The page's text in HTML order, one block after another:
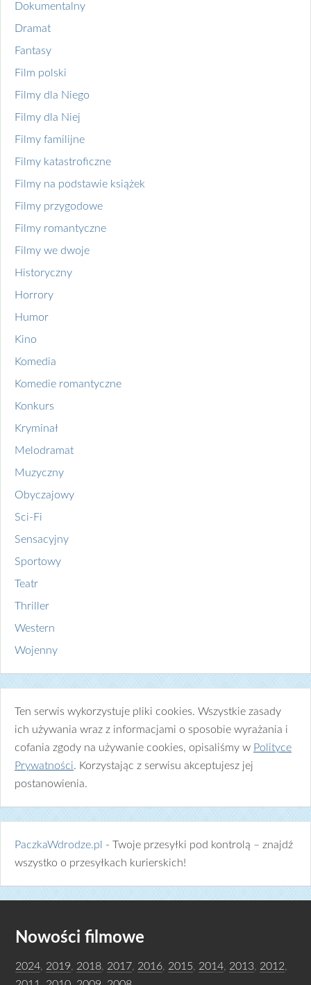
Dokumentalny
Dramat
Fantasy
Film polski
Filmy dla Niego
Filmy dla Niej
Filmy familijne
Filmy katastroficzne
Filmy na podstawie książek
Filmy przygodowe
Filmy romantyczne
Filmy we dwoje
Historyczny
Horrory
Humor
Kino
Komedia
Komedie romantyczne
Konkurs
Kryminał
Melodramat
Muzyczny
Obyczajowy
Sci-Fi
Sensacyjny
Sportowy
Teatr
Thriller
Western
Wojenny
Ten serwis wykorzystuje pliki cookies. Wszystkie zasady
ich używania wraz z informacjami o sposobie wyrażania i
cofania zgody na używanie cookies, opisaliśmy w Polityce
Prywatności. Korzystając z serwisu akceptujesz jej
postanowienia.
PaczkaWdrodze.pl
- Twoje przesyłki pod kontrolą – znajdź
wszystko o przesyłkach kurierskich!
Nowości filmowe
2024 2019 2018 2017 2016 2015 2014 2013 2012